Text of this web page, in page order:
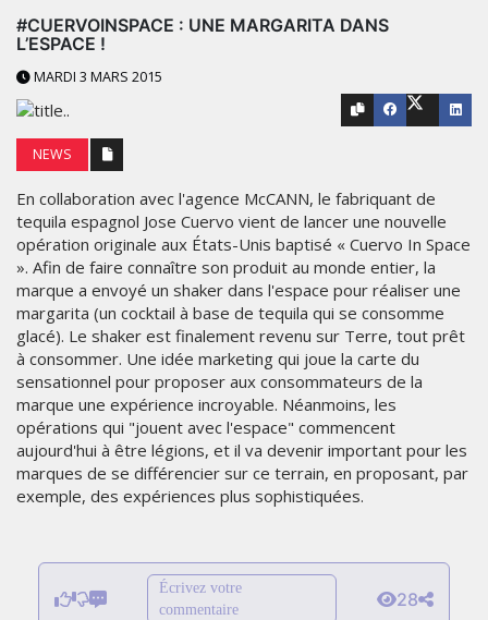
#CUERVOINSPACE : UNE MARGARITA DANS
L’ESPACE !
MARDI 3 MARS 2015
NEWS
En collaboration avec l'agence McCANN, le fabriquant de
tequila espagnol Jose Cuervo vient de lancer une nouvelle
opération originale aux États-Unis baptisé « Cuervo In Space
». Afin de faire connaître son produit au monde entier, la
marque a envoyé un shaker dans l'espace pour réaliser une
margarita (un cocktail à base de tequila qui se consomme
glacé). Le shaker est finalement revenu sur Terre, tout prêt
à consommer. Une idée marketing qui joue la carte du
sensationnel pour proposer aux consommateurs de la
marque une expérience incroyable. Néanmoins, les
opérations qui "jouent avec l'espace" commencent
aujourd'hui à être légions, et il va devenir important pour les
marques de se différencier sur ce terrain, en proposant, par
exemple, des expériences plus sophistiquées.
Écrivez votre
commentaire
28